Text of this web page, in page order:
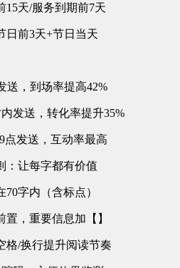
15天/服务到期前7天
日前3天+节日当天
送，到场率提高42%
发送，转化率提升35%
点发送，互动率最高
：让每字都有价值
字内（含标点）
，重要信息加【】
格/换行提升阅读节奏